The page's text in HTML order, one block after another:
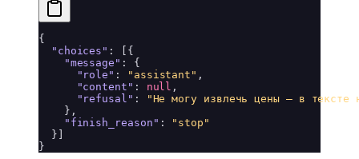
{
"choices" : [ {
"message" :
{
"role" : "assistant" ,
"content" : null ,
"refusal" :
"Не могу извлечь цены — в тексте
} ,
"finish_reason" :
"stop"
} ]
}